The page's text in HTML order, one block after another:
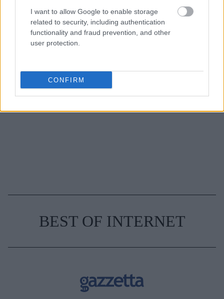
I want to allow Google to enable storage
related to security, including authentication
functionality and fraud prevention, and other
user protection.
CONFIRM
3-3-3 rule: Ο κανόνας που θα αλλάξει τον τρόπο
που ντύνεσαι
NAILS ΝΥΧΙΑ
ΠΡΟΤΑΣΕΙΣ ΜΑΝΙΚΙΟΥΡ
BEST OF INTERNET